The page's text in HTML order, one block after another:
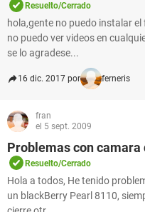
Resuelto/Cerrado
hola,gente no puedo instalar
no puedo ver videos en
se lo agradese...
16 dic. 2017 por ferneris
fran
el 5 sept. 2009
Problemas con
Resuelto/Cerrado
Hola a todos, He tenido
un blackBerry Pearl 8110,